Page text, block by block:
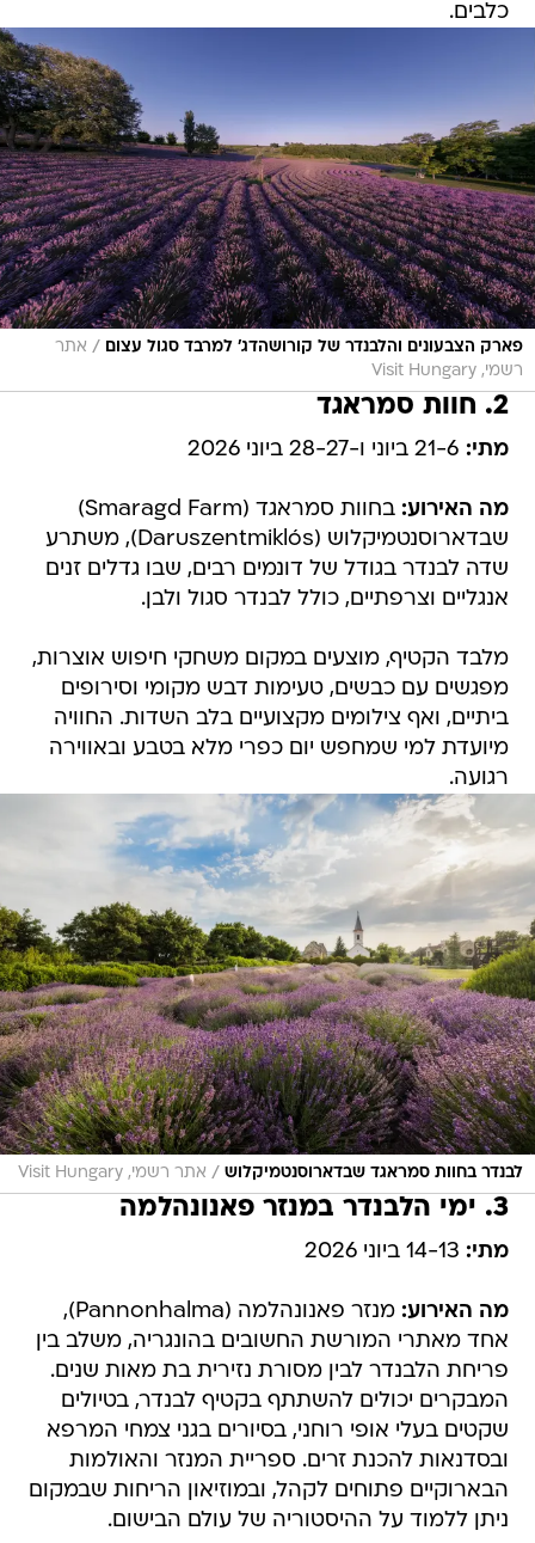
כלבים.
פארק הצבעונים והלבנדר של קורושהדג' למרבד סגול עצום / אתר
רשמי, Visit Hungary
2. חוות סמראגד
מתי:
מה האירוע:
בחוות סמראגד (Smaragd Farm)
שבדארוסנטמיקלוש (Daruszentmiklós), משתרע
שדה לבנדר בגודל של דונמים רבים, שבו גדלים זנים
אנגליים וצרפתיים, כולל לבנדר סגול ולבן.
מלבד הקטיף, מוצעים במקום משחקי חיפוש אוצרות,
מפגשים עם כבשים, טעימות דבש מקומי וסירופים
ביתיים, ואף צילומים מקצועיים בלב השדות. החוויה
מיועדת למי שמחפש יום כפרי מלא בטבע ובאווירה
רגועה.
לבנדר בחוות סמראגד שבדארוסנטמיקלוש / אתר רשמי, Visit Hungary
3. ימי הלבנדר במנזר פאנונהלמה
מתי:
מה האירוע:
מנזר פאנונהלמה (Pannonhalma),
אחד מאתרי המורשת החשובים בהונגריה, משלב בין
פריחת הלבנדר לבין מסורת נזירית בת מאות שנים.
המבקרים יכולים להשתתף בקטיף לבנדר, בטיולים
שקטים בעלי אופי רוחני, בסיורים בגני צמחי המרפא
ובסדנאות להכנת זרים. ספריית המנזר והאולמות
הבארוקיים פתוחים לקהל, ובמוזיאון הריחות שבמקום
ניתן ללמוד על ההיסטוריה של עולם הבישום.